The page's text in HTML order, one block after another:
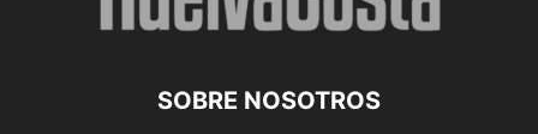
SOBRE NOSOTROS